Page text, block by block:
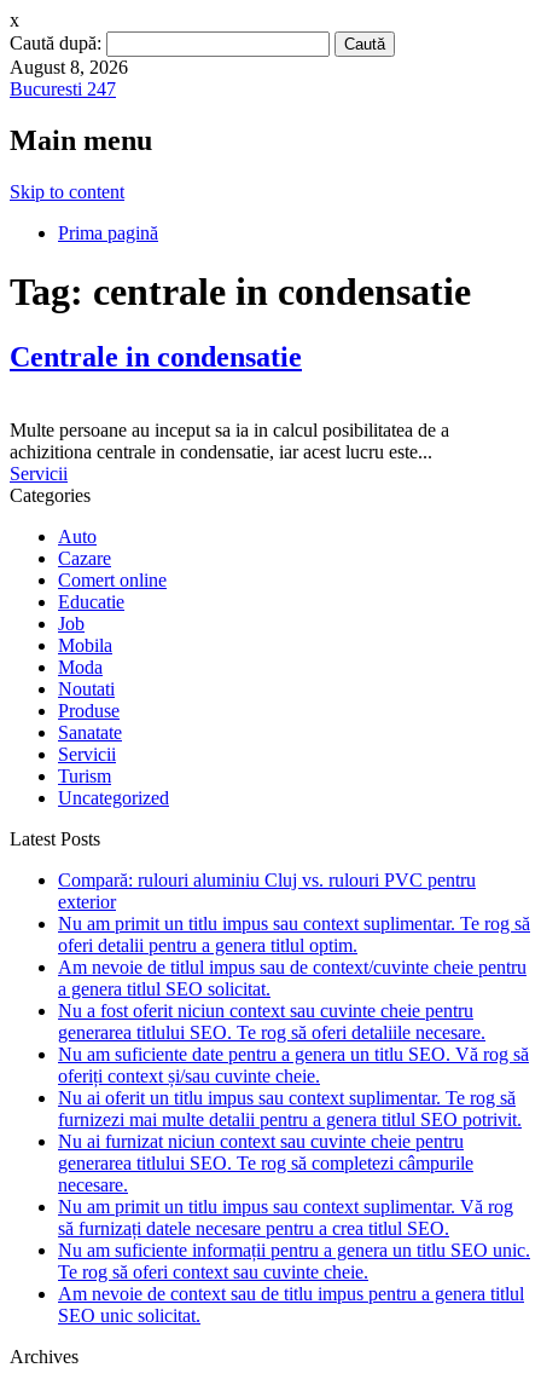
x
Caută după:
August 8, 2026
Bucuresti 247
Main menu
Skip to content
Prima pagină
Tag: centrale in condensatie
Centrale in condensatie
Multe persoane au inceput sa ia in calcul posibilitatea de a
achizitiona centrale in condensatie, iar acest lucru este...
Servicii
Categories
Auto
Cazare
Comert online
Educatie
Job
Mobila
Moda
Noutati
Produse
Sanatate
Servicii
Turism
Uncategorized
Latest Posts
Compară: rulouri aluminiu Cluj vs. rulouri PVC pentru
exterior
Nu am primit un titlu impus sau context suplimentar. Te rog să
oferi detalii pentru a genera titlul optim.
Am nevoie de titlul impus sau de context/cuvinte cheie pentru
a genera titlul SEO solicitat.
Nu a fost oferit niciun context sau cuvinte cheie pentru
generarea titlului SEO. Te rog să oferi detaliile necesare.
Nu am suficiente date pentru a genera un titlu SEO. Vă rog să
oferiți context și/sau cuvinte cheie.
Nu ai oferit un titlu impus sau context suplimentar. Te rog să
furnizezi mai multe detalii pentru a genera titlul SEO potrivit.
Nu ai furnizat niciun context sau cuvinte cheie pentru
generarea titlului SEO. Te rog să completezi câmpurile
necesare.
Nu am primit un titlu impus sau context suplimentar. Vă rog
să furnizați datele necesare pentru a crea titlul SEO.
Nu am suficiente informații pentru a genera un titlu SEO unic.
Te rog să oferi context sau cuvinte cheie.
Am nevoie de context sau de titlu impus pentru a genera titlul
SEO unic solicitat.
Archives